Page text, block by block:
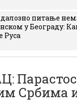
питање
у Београду:
Руса
Парастос
Србима